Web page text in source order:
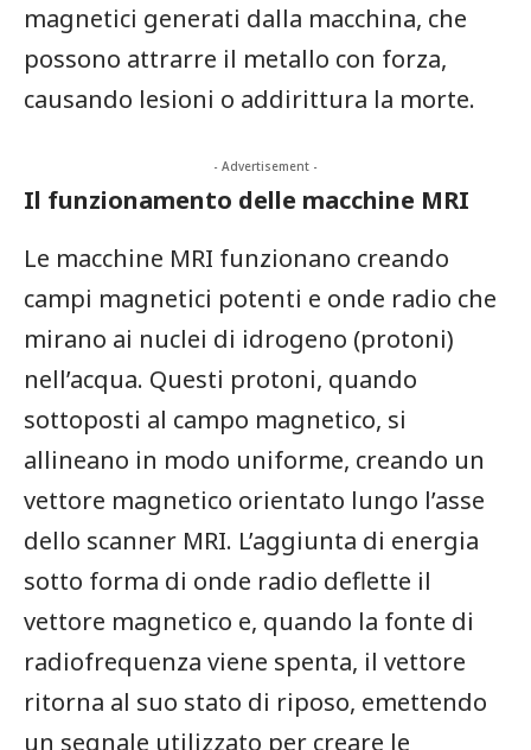
magnetici generati dalla macchina, che
possono attrarre il metallo con forza,
causando lesioni o addirittura la morte.
- Advertisement -
Il funzionamento delle macchine MRI
Le macchine MRI funzionano creando
campi magnetici potenti e onde radio che
mirano ai nuclei di idrogeno (protoni)
nell’acqua. Questi protoni, quando
sottoposti al campo magnetico, si
allineano in modo uniforme, creando un
vettore magnetico orientato lungo l’asse
dello scanner MRI. L’aggiunta di energia
sotto forma di onde radio deflette il
vettore magnetico e, quando la fonte di
radiofrequenza viene spenta, il vettore
ritorna al suo stato di riposo, emettendo
un segnale utilizzato per creare le